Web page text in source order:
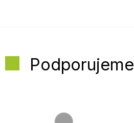
Podporujeme